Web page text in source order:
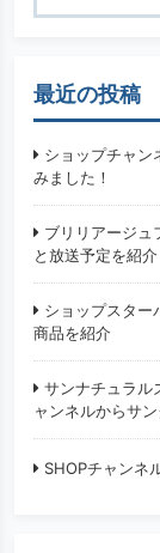
最近の投稿
ショップチャン
みました！
ブリリアージュ
と放送予定を紹介
ショップスター
商品を紹介
サンナチュラル
ャンネルからサ
SHOPチャンネ